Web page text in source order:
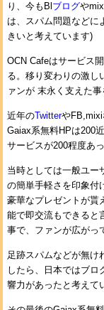
り、今もBl ブログや
は、スパム問題などに
きいと考えています)
OCN Cafeはサービス
る。移り変わりの激し
ァンが 末永く支えた
近年のTwitterやFB,mixi
Gaiax系無料HPは200
サービスが200程度あ
当時としては一般ユー
の簡単手軽さを印象付
豪華なプレゼントが貰
能で即交流もできると
事で、ファンが広がっ
足跡スパムなどが無け
したら、日本ではブロ
響力があったと考えて